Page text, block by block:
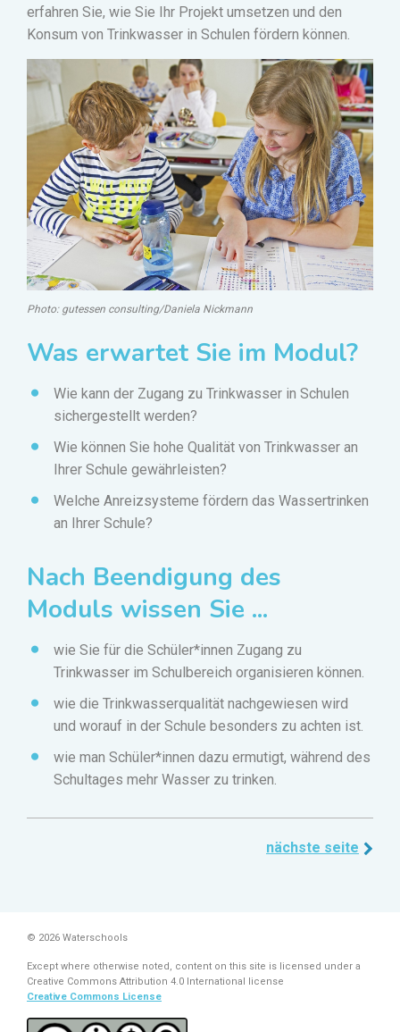
erfahren Sie, wie Sie Ihr Projekt umsetzen und den
Konsum von Trinkwasser in Schulen fördern können.
Photo: gutessen consulting/Daniela Nickmann
Was erwartet Sie im Modul?
Wie kann der Zugang zu Trinkwasser in Schulen
sichergestellt werden?
Wie können Sie hohe Qualität von Trinkwasser an
Ihrer Schule gewährleisten?
Welche Anreizsysteme fördern das Wassertrinken
an Ihrer Schule?
Nach Beendigung des
Moduls wissen Sie ...
wie Sie für die Schüler*innen Zugang zu
Trinkwasser im Schulbereich organisieren können.
wie die Trinkwasserqualität nachgewiesen wird
und worauf in der Schule besonders zu achten ist.
wie man Schüler*innen dazu ermutigt, während des
Schultages mehr Wasser zu trinken.
nächste seite
© 2026 Waterschools
Except where otherwise noted, content on this site is licensed under a
Creative Commons Attribution 4.0 International license
Creative Commons License